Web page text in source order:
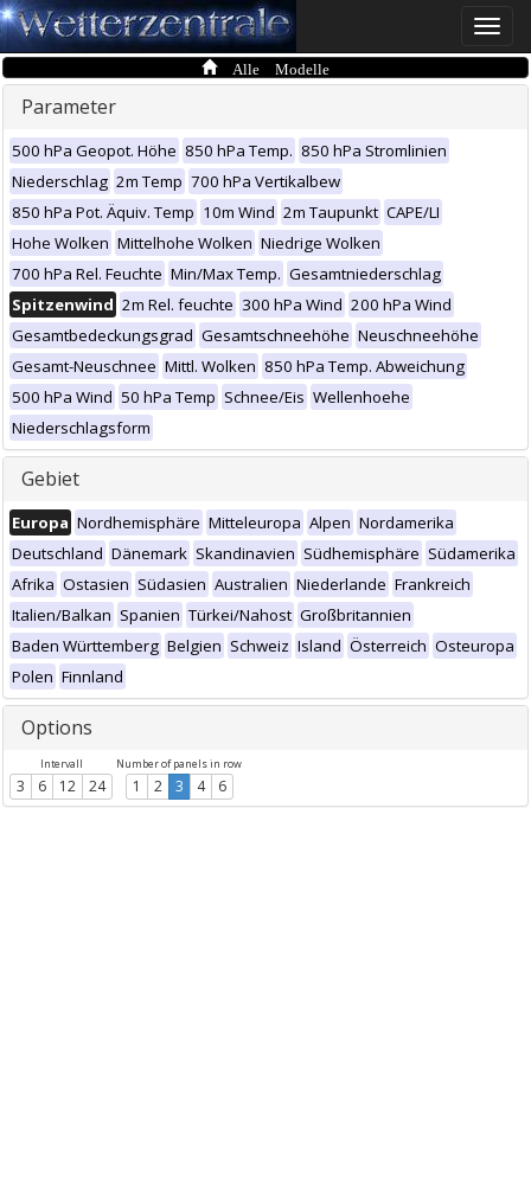
Toggle
Alle Modelle
Parameter
500 hPa Geopot. Höhe 850 hPa Temp. 850 hPa Stromlinien
Niederschlag 2m Temp 700 hPa Vertikalbew
850 hPa Pot. Äquiv. Temp 10m Wind 2m Taupunkt CAPE/LI
Hohe Wolken Mittelhohe Wolken Niedrige Wolken
700 hPa Rel. Feuchte Min/Max Temp. Gesamtniederschlag
Spitzenwind 2m Rel. feuchte 300 hPa Wind 200 hPa Wind
Gesamtbedeckungsgrad Gesamtschneehöhe Neuschneehöhe
Gesamt-Neuschnee Mittl. Wolken 850 hPa Temp. Abweichung
500 hPa Wind 50 hPa Temp Schnee/Eis Wellenhoehe
Niederschlagsform
Gebiet
Europa Nordhemisphäre Mitteleuropa Alpen Nordamerika
Deutschland Dänemark Skandinavien Südhemisphäre Südamerika
Afrika Ostasien Südasien Australien Niederlande Frankreich
Italien/Balkan Spanien Türkei/Nahost Großbritannien
Baden Württemberg Belgien Schweiz Island Österreich Osteuropa
Polen Finnland
Options
Intervall
3 6 12 24
Number of panels in row
1 2 3 4 6